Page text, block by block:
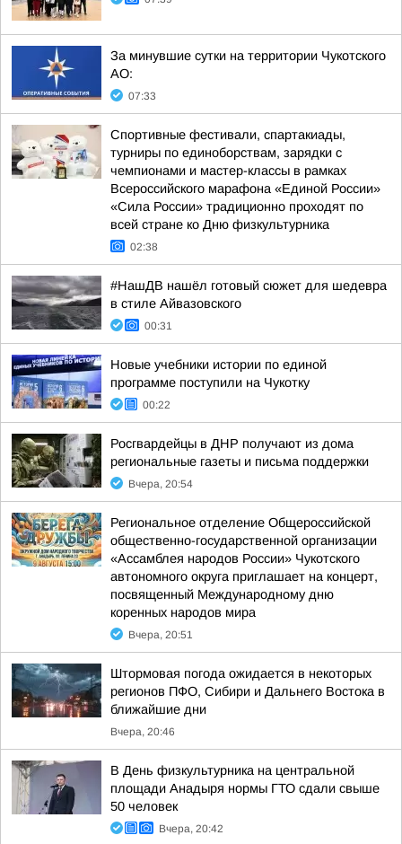
За минувшие сутки на территории Чукотского
АО:
07:33
Спортивные фестивали, спартакиады,
турниры по единоборствам, зарядки с
чемпионами и мастер-классы в рамках
Всероссийского марафона «Единой России»
«Сила России» традиционно проходят по
всей стране ко Дню физкультурника
02:38
#НашДВ нашёл готовый сюжет для шедевра
в стиле Айвазовского
00:31
Новые учебники истории по единой
программе поступили на Чукотку
00:22
Росгвардейцы в ДНР получают из дома
региональные газеты и письма поддержки
Вчера, 20:54
Региональное отделение Общероссийской
общественно-государственной организации
«Ассамблея народов России» Чукотского
автономного округа приглашает на концерт,
посвященный Международному дню
коренных народов мира
Вчера, 20:51
Штормовая погода ожидается в некоторых
регионов ПФО, Сибири и Дальнего Востока в
ближайшие дни
Вчера, 20:46
В День физкультурника на центральной
площади Анадыря нормы ГТО сдали свыше
50 человек
Вчера, 20:42